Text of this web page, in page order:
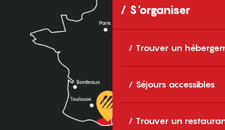
S'organiser
Trouver un
Séjours accessibles
Trouver un